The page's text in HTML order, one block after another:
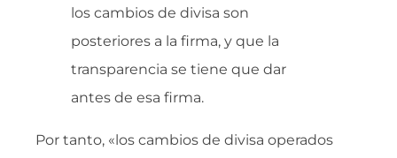
los cambios de divisa son
posteriores a la firma, y que la
transparencia se tiene que dar
antes de esa firma.
Por tanto, «los cambios de divisa operados